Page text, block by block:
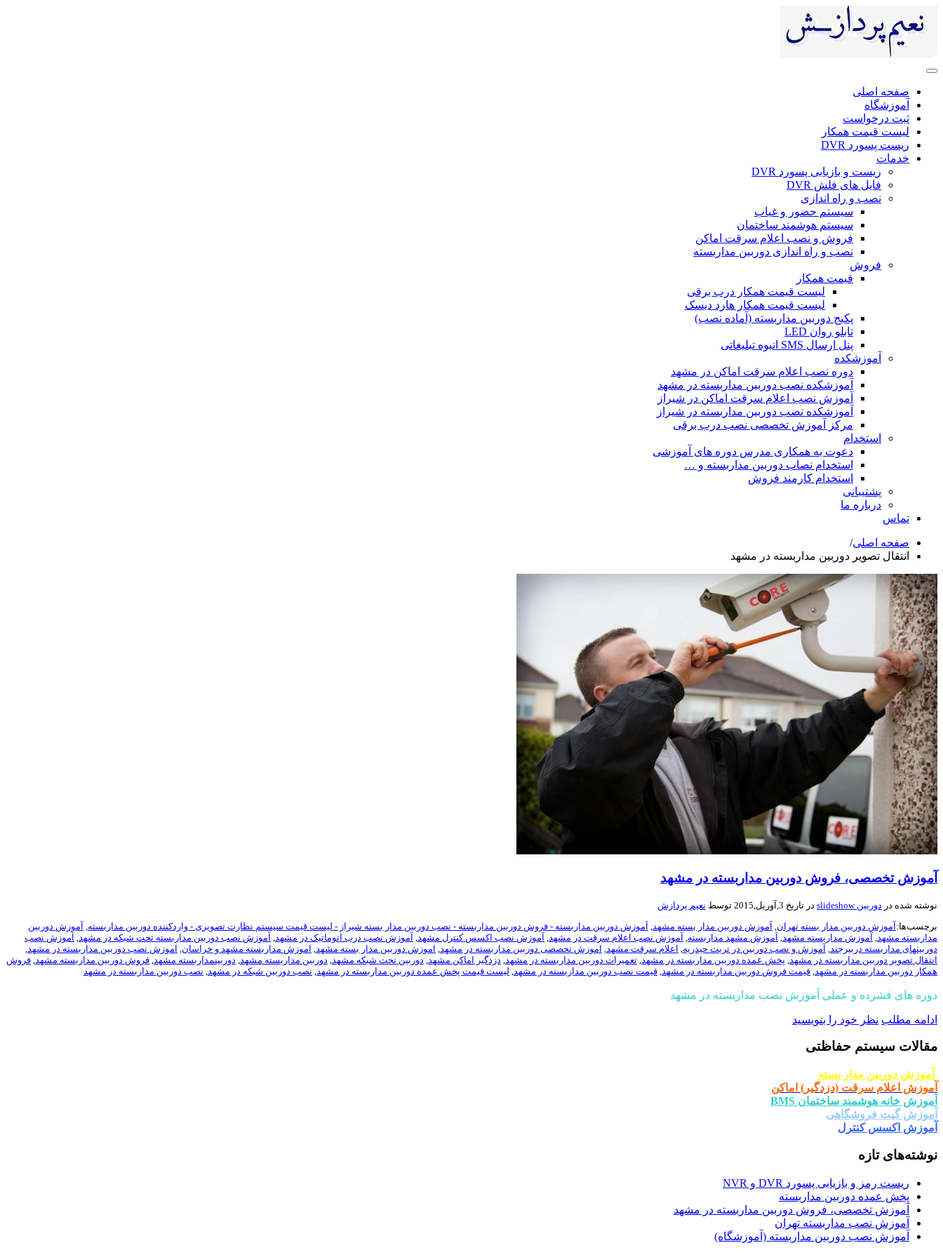
صفحه اصلی
آموزشگاه
ثبت درخواست
لیست قیمت همکار
ریست پسورد DVR
خدمات
ریست و بازیابی پسورد DVR
فایل های فلش DVR
نصب و راه اندازی
سیستم حضور و غیاب
سیستم هوشمند ساختمان
فروش و نصب اعلام سرقت اماکن
نصب و راه اندازی دوربین مداربسته
فروش
قیمت همکار
لیست قیمت همکار درب برقی
لیست قیمت همکار هارد دیسک
پکیج دوربین مداربسته (آماده نصب)
تابلو روان LED
پنل ارسال SMS انبوه تبلیغاتی
آموزشکده
دوره نصب اعلام سرقت اماکن در مشهد
آموزشکده نصب دوربین مداربسته در مشهد
آموزش نصب اعلام سرقت اماکن در شیراز
آموزشکده نصب دوربین مداربسته در شیراز
مرکز آموزش تخصصی نصب درب برقی
استخدام
دعوت به همکاری مدرس دوره های آموزشی
استخدام نصاب دوربین مداربسته و …
استخدام کارمند فروش
پشتیبانی
درباره ما
تماس
صفحه اصلی/
انتقال تصویر دوربین مداربسته در مشهد
آموزش تخصصی، فروش دوربین مداربسته در مشهد
نوشته شده در دوربین slideshow در تاریخ 3,آوریل,2015 توسط
نعیم پردازش
برچسب‌ها: آموزش دوربين مدار بسته تهران آموزش دوربين مدار بسته مشهد آموزش دوربین مداربسته - فروش دوربین مداربسته - نصب دوربین مدار بسته شیراز - لیست قیمت سیستم نظارت تصویری - واردکننده دوربین مداربسته آموزش دوربین
مداربسته مشهد
آموزش مداربسته مشهد آموزش مشهد مداربسته آموزش نصب اعلام سرقت در مشهد آموزش نصب اکسس کنترل مشهد آموزش نصب درب اتوماتیک در مشهد آموزش نصب دوربین مداربسته تحت شبکه در مشهد
آموزش نصب
دوربینهای مداربسته دربیرجند
آموزش و نصب دوربین در تربت حیدریه اعلام سرقت مشهد اموزش تخصصی دوربین مداربسته در مشهد اموزش دوربين مدار بسته مشهد اموزش مداربسته مشهد و خراسان اموزش نصب دوربین مداربسته در مشهد
انتقال تصویر دوربین مداربسته در مشهد پخش عمده دوربین مداربسته در مشهد تعمیرات دوربین مداربسته در مشهد دزدگیر اماکن مشهد دوربین تحت شبکه مشهد دوربین مداربسته مشهد دوربینمداربسته مشهد فروش دوربین مداربسته مشهد فروش
همکار دوربین مداربسته در مشهد قیمت فروش دوربین مداربسته در مشهد قیمت نصب دوربین مداربسته در مشهد لیست قیمت پخش عمده دوربین مداربسته در مشهد نصب دوربین شبکه در مشهد نصب دوربین مداربسته در مشهد
دوره های فشرده و عملی آموزش نصب مداربسته در مشهد
ادامه مطلب نظر خود را بنویسید
مقالات سیستم حفاظتی
آموزش دوربین مدار بسته
آموزش اعلام سرقت (دزدگیر) اماکن
آموزش خانه هوشمند ساختمان BMS
آموزش گیت فروشگاهی
آموزش اکسس کنترل
نوشته‌های تازه
ریست رمز و بازیابی پسورد DVR و NVR
پخش عمده دوربین مداربسته
آموزش تخصصی، فروش دوربین مداربسته در مشهد
آموزش نصب مداربسته تهران
آموزش نصب دوربین مداربسته (آموزشگاه)